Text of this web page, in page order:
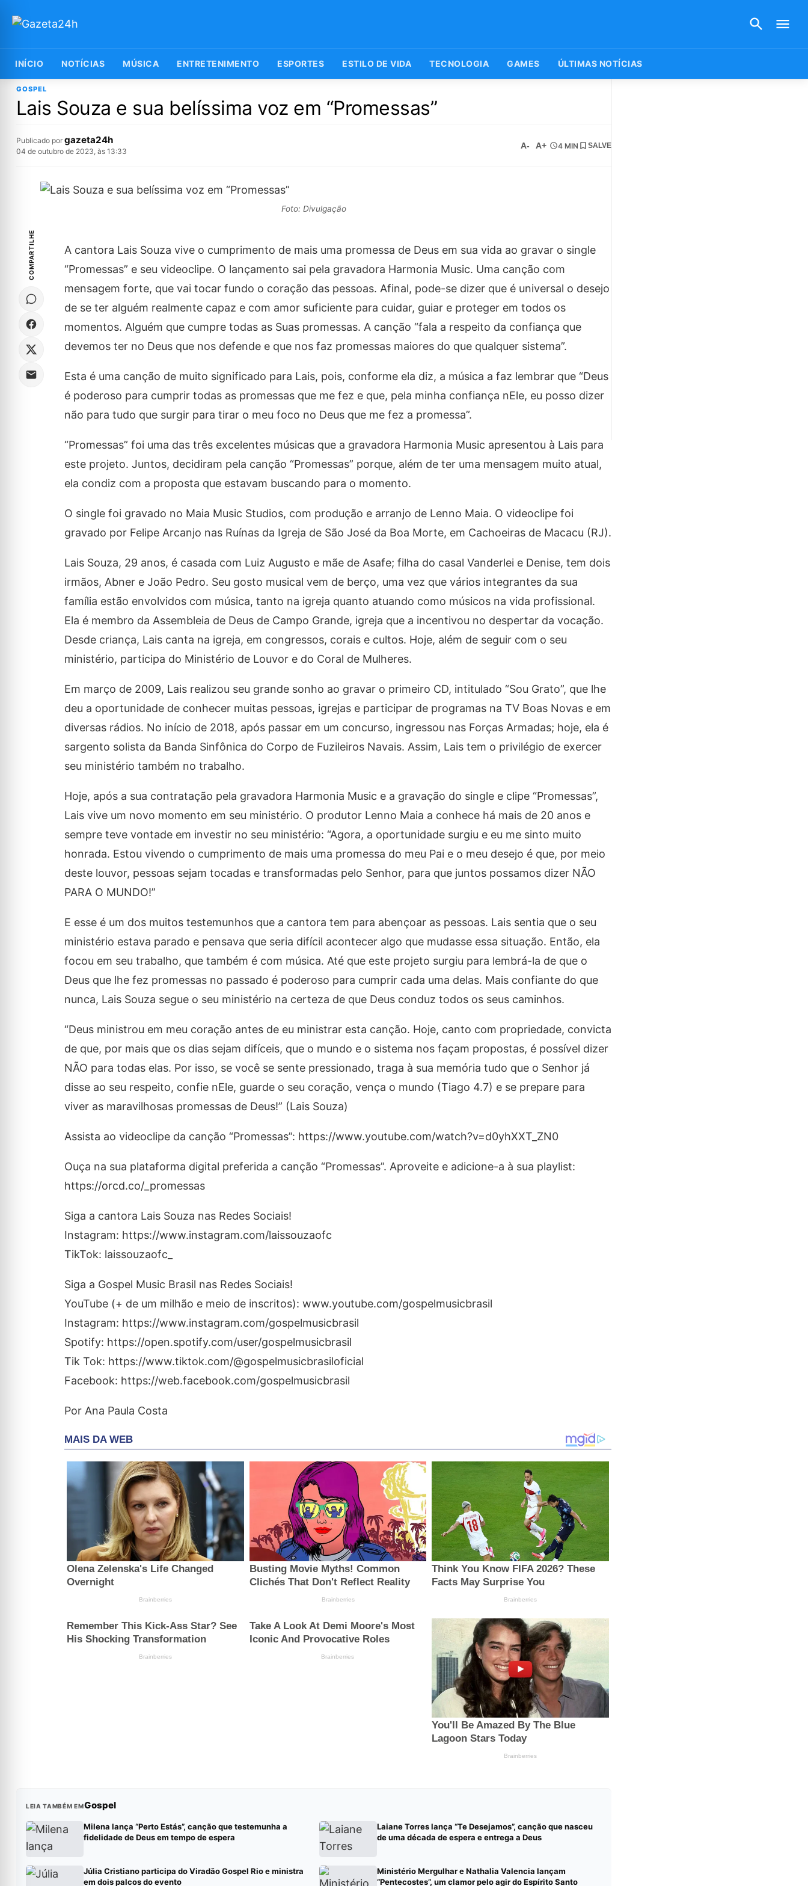
INÍCIO NOTÍCIAS MÚSICA ENTRETENIMENTO ESPORTES ESTILO DE VIDA TECNOLOGIA GAMES ÚLTIMAS NOTÍCIAS
GOSPEL
Lais Souza e sua belíssima voz em “Promessas”
Publicado por gazeta24h
04 de outubro de 2023, às 13:33
A- A+ 4 MIN SALVE
Foto: Divulgação
COMPARTILHE
A cantora Lais Souza vive o cumprimento de mais uma promessa de Deus em sua vida ao gravar o single
“Promessas” e seu videoclipe. O lançamento sai pela gravadora Harmonia Music. Uma canção com
mensagem forte, que vai tocar fundo o coração das pessoas. Afinal, pode-se dizer que é universal o desejo
de se ter alguém realmente capaz e com amor suficiente para cuidar, guiar e proteger em todos os
momentos. Alguém que cumpre todas as Suas promessas. A canção “fala a respeito da confiança que
devemos ter no Deus que nos defende e que nos faz promessas maiores do que qualquer sistema”.
Esta é uma canção de muito significado para Lais, pois, conforme ela diz, a música a faz lembrar que “Deus
é poderoso para cumprir todas as promessas que me fez e que, pela minha confiança nEle, eu posso dizer
não para tudo que surgir para tirar o meu foco no Deus que me fez a promessa”.
“Promessas” foi uma das três excelentes músicas que a gravadora Harmonia Music apresentou à Lais para
este projeto. Juntos, decidiram pela canção “Promessas” porque, além de ter uma mensagem muito atual,
ela condiz com a proposta que estavam buscando para o momento.
O single foi gravado no Maia Music Studios, com produção e arranjo de Lenno Maia. O videoclipe foi
gravado por Felipe Arcanjo nas Ruínas da Igreja de São José da Boa Morte, em Cachoeiras de Macacu (RJ).
Lais Souza, 29 anos, é casada com Luiz Augusto e mãe de Asafe; filha do casal Vanderlei e Denise, tem dois
irmãos, Abner e João Pedro. Seu gosto musical vem de berço, uma vez que vários integrantes da sua
família estão envolvidos com música, tanto na igreja quanto atuando como músicos na vida profissional.
Ela é membro da Assembleia de Deus de Campo Grande, igreja que a incentivou no despertar da vocação.
Desde criança, Lais canta na igreja, em congressos, corais e cultos. Hoje, além de seguir com o seu
ministério, participa do Ministério de Louvor e do Coral de Mulheres.
Em março de 2009, Lais realizou seu grande sonho ao gravar o primeiro CD, intitulado “Sou Grato”, que lhe
deu a oportunidade de conhecer muitas pessoas, igrejas e participar de programas na TV Boas Novas e em
diversas rádios. No início de 2018, após passar em um concurso, ingressou nas Forças Armadas; hoje, ela é
sargento solista da Banda Sinfônica do Corpo de Fuzileiros Navais. Assim, Lais tem o privilégio de exercer
seu ministério também no trabalho.
Hoje, após a sua contratação pela gravadora Harmonia Music e a gravação do single e clipe “Promessas”,
Lais vive um novo momento em seu ministério. O produtor Lenno Maia a conhece há mais de 20 anos e
sempre teve vontade em investir no seu ministério: “Agora, a oportunidade surgiu e eu me sinto muito
honrada. Estou vivendo o cumprimento de mais uma promessa do meu Pai e o meu desejo é que, por meio
deste louvor, pessoas sejam tocadas e transformadas pelo Senhor, para que juntos possamos dizer NÃO
PARA O MUNDO!”
E esse é um dos muitos testemunhos que a cantora tem para abençoar as pessoas. Lais sentia que o seu
ministério estava parado e pensava que seria difícil acontecer algo que mudasse essa situação. Então, ela
focou em seu trabalho, que também é com música. Até que este projeto surgiu para lembrá-la de que o
Deus que lhe fez promessas no passado é poderoso para cumprir cada uma delas. Mais confiante do que
nunca, Lais Souza segue o seu ministério na certeza de que Deus conduz todos os seus caminhos.
“Deus ministrou em meu coração antes de eu ministrar esta canção. Hoje, canto com propriedade, convicta
de que, por mais que os dias sejam difíceis, que o mundo e o sistema nos façam propostas, é possível dizer
NÃO para todas elas. Por isso, se você se sente pressionado, traga à sua memória tudo que o Senhor já
disse ao seu respeito, confie nEle, guarde o seu coração, vença o mundo (Tiago 4.7) e se prepare para
viver as maravilhosas promessas de Deus!” (Lais Souza)
Assista ao videoclipe da canção “Promessas”: https://www.youtube.com/watch?v=d0yhXXT_ZN0
Ouça na sua plataforma digital preferida a canção “Promessas”. Aproveite e adicione-a à sua playlist:
https://orcd.co/_promessas
Siga a cantora Lais Souza nas Redes Sociais!
Instagram: https://www.instagram.com/laissouzaofc
TikTok: laissouzaofc_
Siga a Gospel Music Brasil nas Redes Sociais!
YouTube (+ de um milhão e meio de inscritos): www.youtube.com/gospelmusicbrasil
Instagram: https://www.instagram.com/gospelmusicbrasil
Spotify: https://open.spotify.com/user/gospelmusicbrasil
Tik Tok: https://www.tiktok.com/@gospelmusicbrasiloficial
Facebook: https://web.facebook.com/gospelmusicbrasil
Por Ana Paula Costa
LEIA TAMBÉM EMGospel
Milena lança “Perto Estás”, canção que testemunha a
fidelidade de Deus em tempo de espera
Laiane Torres lança “Te Desejamos”, canção que nasceu
de uma década de espera e entrega a Deus
Júlia Cristiano participa do Viradão Gospel Rio e ministra
em dois palcos do evento
Ministério Mergulhar e Nathalia Valencia lançam
“Pentecostes”, um clamor pelo agir do Espírito Santo